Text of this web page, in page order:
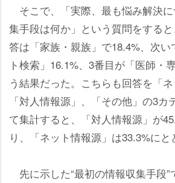
そこで、「実際、最も悩み解決
集手段は何か」という質問をする
答は「家族・親族」で18.4%、次い
ト検索」16.1%、3番目が「医師・
う結果だった。こちらも回答を「ネ
「対人情報源」、「その他」の3カ
て集計すると、「対人情報源」が
り、「ネット情報源」は33.3%にと
先に示した“最初の情報収集手段”